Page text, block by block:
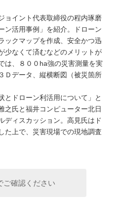
イント代表取締役の程内琢磨
ン活用事例」を紹介。ドローン
ックマップを作成、安全かつ迅
少なくて済むなどのメリットが
は、８００ha強の災害測量を実
Ｄデータ、縦横断図（被災箇所
ドローン利活用について」と
之氏と福井コンピューター北日
ディスカッション。高見氏はド
た上で、災害現場での現地調査
ご確認ください